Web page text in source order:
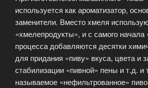
используется как ароматизатор,
заменители. Вместо хмеля
«хмелепродукты», и с самого начала
процесса добавляются десятки
для придания «пиву» вкуса, цвета и
стабилизации «пивной» пены и т.д. и
называемое «нефильтрованное»